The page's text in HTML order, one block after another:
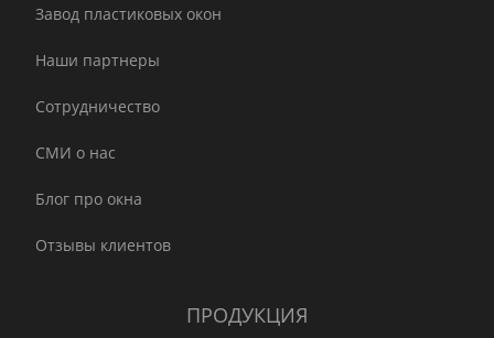
Завод пластиковых окон
Наши партнеры
Сотрудничество
СМИ о нас
Блог про окна
Отзывы клиентов
ПРОДУКЦИЯ